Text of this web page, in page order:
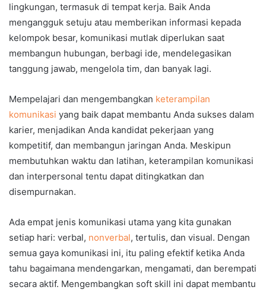
lingkungan, termasuk di tempat kerja. Baik Anda
mengangguk setuju atau memberikan informasi kepada
kelompok besar, komunikasi mutlak diperlukan saat
membangun hubungan, berbagi ide, mendelegasikan
tanggung jawab, mengelola tim, dan banyak lagi.
Mempelajari dan mengembangkan keterampilan
komunikasi yang baik dapat membantu Anda sukses dalam
karier, menjadikan Anda kandidat pekerjaan yang
kompetitif, dan membangun jaringan Anda. Meskipun
membutuhkan waktu dan latihan, keterampilan komunikasi
dan interpersonal tentu dapat ditingkatkan dan
disempurnakan.
Ada empat jenis komunikasi utama yang kita gunakan
setiap hari: verbal, nonverbal, tertulis, dan visual. Dengan
semua gaya komunikasi ini, itu paling efektif ketika Anda
tahu bagaimana mendengarkan, mengamati, dan berempati
secara aktif. Mengembangkan soft skill ini dapat membantu